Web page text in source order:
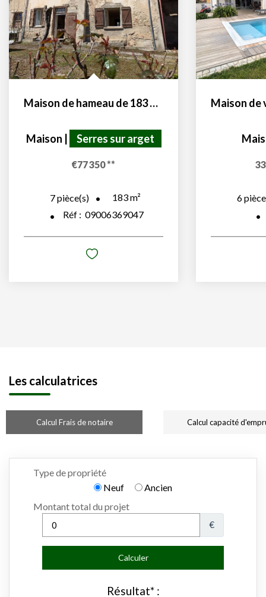
Maison de hameau de 183 m² avec jardin
Maison Serres sur arget
€77 350**
7pièce(s) 183m²
Réf : 09006369047
6
Les calculatrices
Calcul Frais de notaire Calcul capacité